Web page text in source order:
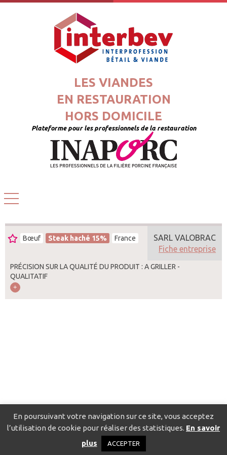
LES VIANDES
EN RESTAURATION
HORS DOMICILE
Plateforme pour les professionnels de la restauration
Bœuf Steak haché 15% France
PRÉCISION SUR LA QUALITÉ DU PRODUIT : A GRILLER -
QUALITATIF
SARL VALOBRAC
Fiche entreprise
Catalogue pour localiser les fournisseurs
Politique de confidentialité
En poursuivant votre navigation sur ce site, vous acceptez
l’utilisation de cookie pour réaliser des statistiques. En savoir
plus
ACCEPTER